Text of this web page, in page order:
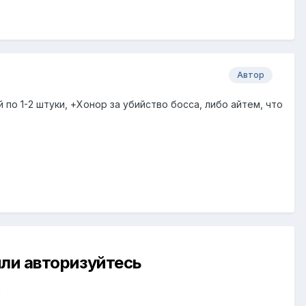
Автор
1-2 штуки, +Хонор за убийство босса, либо айтем, что
авторизуйтесь